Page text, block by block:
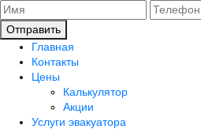
Отправить
Главная
Контакты
Цены
Калькулятор
Акции
Услуги эвакуатора